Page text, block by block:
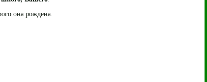
она рождена.